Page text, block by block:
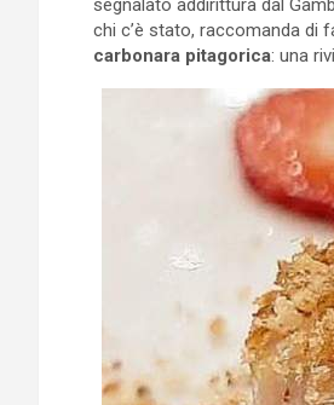
chi c’è stato, raccomanda di
carbonara pitagorica: una